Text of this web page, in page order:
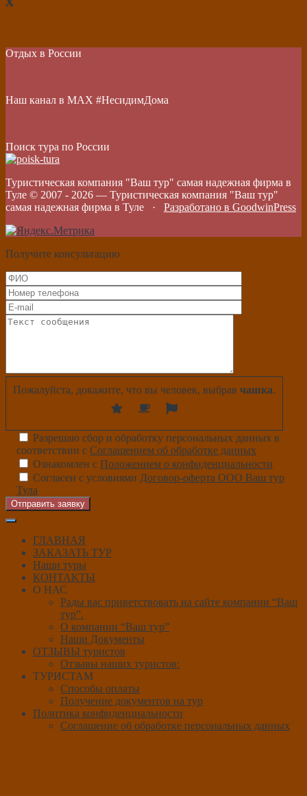
Отдых в России
Наш канал в МАХ #НесидимДома
Поиск тура по России
Туристическая компания "Ваш тур" самая надежная фирма в
Туле © 2007 - 2026 — Туристическая компания "Ваш тур"
самая надежная фирма в Туле · Разработано в GoodwinPress
Получите консультацию
Пожалуйста, докажите, что вы человек, выбрав чашка.
Разрешаю сбор и обработку персональных данных в
соответствии с Соглашением об обработке данных
Ознакомлен с Положением о конфиденциальности
Согласен с условиями Договор-оферта ООО Ваш тур
Тула
Отправить заявку
ГЛАВНАЯ
ЗАКАЗАТЬ ТУР
Наши туры
КОНТАКТЫ
О НАС
Рады вас приветствовать на сайте компании “Ваш
тур”.
О компании “Ваш тур”
Наши Документы
ОТЗЫВЫ туристов
Отзывы наших туристов:
ТУРИСТАМ
Способы оплаты
Получение документов на тур
Политика конфиденциальности
Соглашение об обработке персональных данных